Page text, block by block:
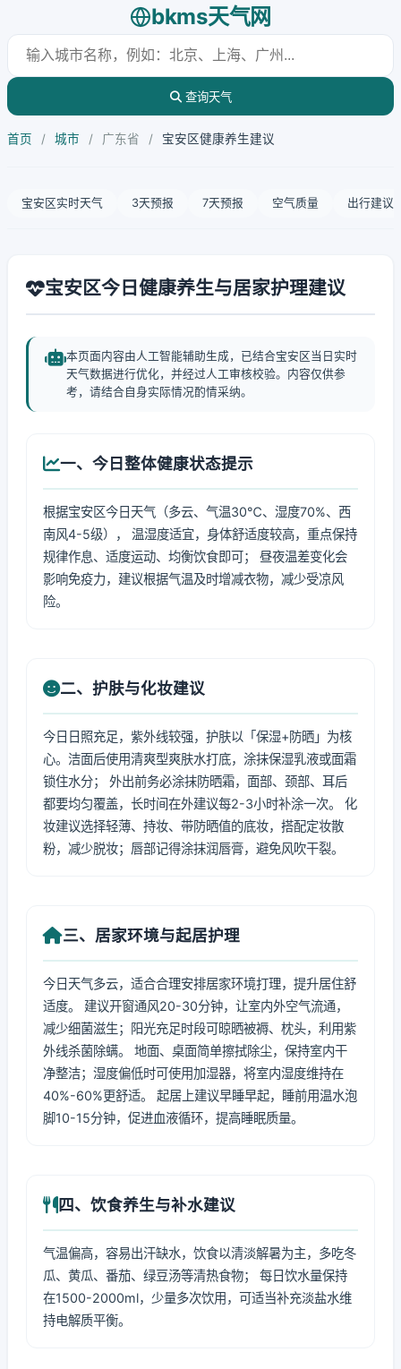
bkms天气网
查询天气
首页 / 城市 / 广东省 / 宝安区健康养生建议
宝安区实时天气 3天预报 7天预报 空气质量 出行建议
宝安区今日健康养生与居家护理建议
本页面内容由人工智能辅助生成，已结合宝安区当日实时
天气数据进行优化，并经过人工审核校验。内容仅供参
考，请结合自身实际情况酌情采纳。
一、今日整体健康状态提示
根据宝安区今日天气（多云、气温30℃、湿度70%、西
南风4-5级）， 温湿度适宜，身体舒适度较高，重点保持
规律作息、适度运动、均衡饮食即可； 昼夜温差变化会
影响免疫力，建议根据气温及时增减衣物，减少受凉风
险。
二、护肤与化妆建议
今日日照充足，紫外线较强，护肤以「保湿+防晒」为核
心。洁面后使用清爽型爽肤水打底，涂抹保湿乳液或面霜
锁住水分； 外出前务必涂抹防晒霜，面部、颈部、耳后
都要均匀覆盖，长时间在外建议每2-3小时补涂一次。 化
妆建议选择轻薄、持妆、带防晒值的底妆，搭配定妆散
粉，减少脱妆；唇部记得涂抹润唇膏，避免风吹干裂。
三、居家环境与起居护理
今日天气多云，适合合理安排居家环境打理，提升居住舒
适度。 建议开窗通风20-30分钟，让室内外空气流通，
减少细菌滋生；阳光充足时段可晾晒被褥、枕头，利用紫
外线杀菌除螨。 地面、桌面简单擦拭除尘，保持室内干
净整洁；湿度偏低时可使用加湿器，将室内湿度维持在
40%-60%更舒适。 起居上建议早睡早起，睡前用温水泡
脚10-15分钟，促进血液循环，提高睡眠质量。
四、饮食养生与补水建议
气温偏高，容易出汗缺水，饮食以清淡解暑为主，多吃冬
瓜、黄瓜、番茄、绿豆汤等清热食物； 每日饮水量保持
在1500-2000ml，少量多次饮用，可适当补充淡盐水维
持电解质平衡。